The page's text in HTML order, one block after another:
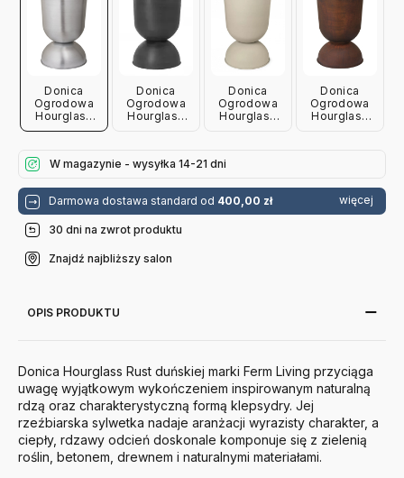
Donica
Ogrodowa
Hourglass
Large
Ferm Living
Donica
Ogrodowa
Hourglass
Donica
Ogrodowa
Hourglass
Donica
Ogrodowa
Hourglass
W magazynie - wysyłka 14-21 dni
Darmowa dostawa standard od 400,00 zł więcej
30 dni na zwrot produktu
Znajdź najbliższy salon
OPIS PRODUKTU
Donica Hourglass Rust duńskiej marki Ferm Living przyciąga
uwagę wyjątkowym wykończeniem inspirowanym naturalną
rdzą oraz charakterystyczną formą klepsydry. Jej
rzeźbiarska sylwetka nadaje aranżacji wyrazisty charakter, a
ciepły, rdzawy odcień doskonale komponuje się z zielenią
roślin, betonem, drewnem i naturalnymi materiałami.